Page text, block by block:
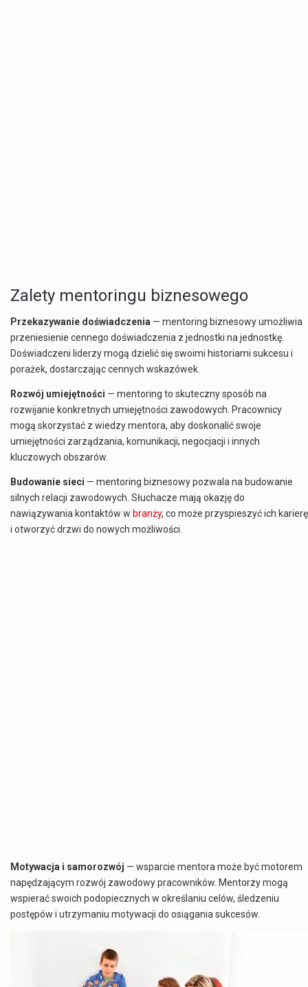
Zalety mentoringu biznesowego
Przekazywanie doświadczenia — mentoring biznesowy umożliwia
przeniesienie cennego doświadczenia z jednostki na jednostkę.
Doświadczeni liderzy mogą dzielić się swoimi historiami sukcesu i
porażek, dostarczając cennych wskazówek.
Rozwój umiejętności — mentoring to skuteczny sposób na
rozwijanie konkretnych umiejętności zawodowych. Pracownicy
mogą skorzystać z wiedzy mentora, aby doskonalić swoje
umiejętności zarządzania, komunikacji, negocjacji i innych
kluczowych obszarów.
Budowanie sieci — mentoring biznesowy pozwala na budowanie
silnych relacji zawodowych. Słuchacze mają okazję do
nawiązywania kontaktów w branży, co może przyspieszyć ich karierę
i otworzyć drzwi do nowych możliwości.
Motywacja i samorozwój — wsparcie mentora może być motorem
napędzającym rozwój zawodowy pracowników. Mentorzy mogą
wspierać swoich podopiecznych w określaniu celów, śledzeniu
postępów i utrzymaniu motywacji do osiągania sukcesów.